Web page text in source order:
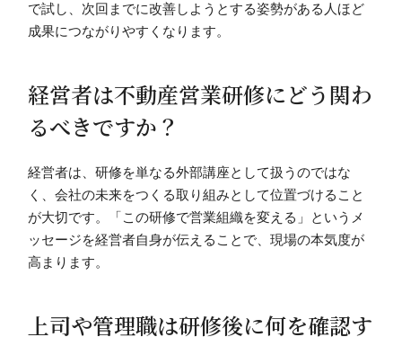
で試し、次回までに改善しようとする姿勢がある人ほど
成果につながりやすくなります。
経営者は不動産営業研修にどう関わ
るべきですか？
経営者は、研修を単なる外部講座として扱うのではな
く、会社の未来をつくる取り組みとして位置づけること
が大切です。「この研修で営業組織を変える」というメ
ッセージを経営者自身が伝えることで、現場の本気度が
高まります。
上司や管理職は研修後に何を確認す